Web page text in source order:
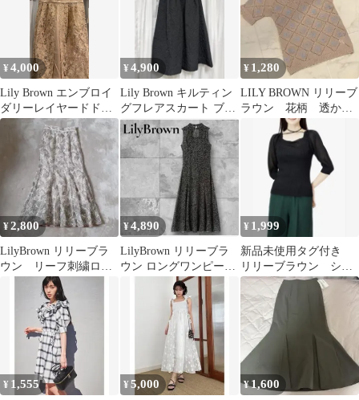
¥4,000
Lily Brown エンブロイ
ダリーレイヤードドレ
ス S
¥4,900
Lily Brown キルティン
グフレアスカート ブラ
ック
¥ 1,280
LILY BROWN リリーブ
ラウン 花柄 透かし
編み サマーニット
¥2,800
LilyBrown リリーブラ
ウン リーフ刺繍ロン
グスカート ベージュ
¥4,890
LilyBrown リリーブラ
ウン ロングワンピース
¥ 1,999
新品未使用タグ付き
リリーブラウン シア
ーパフリブニット
¥ 1,555 ¥5,000 ¥1,600